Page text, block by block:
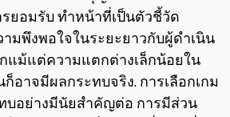
ยอมรับ ทำหน้าที่เป็นตัวชี้วัด
มพึงพอใจในระยะยาวกับผู้ดำเนิน
กแม้แต่ความแตกต่างเล็กน้อยใน
อาจมีผลกระทบจริง. การเลือกเกม
บอย่างมีนัยสำคัญต่อ การมีส่วน